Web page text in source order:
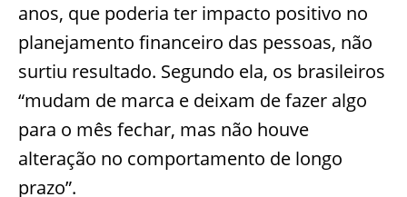
anos, que poderia ter impacto positivo no
planejamento financeiro das pessoas, não
surtiu resultado. Segundo ela, os brasileiros
“mudam de marca e deixam de fazer algo
para o mês fechar, mas não houve
alteração no comportamento de longo
prazo”.